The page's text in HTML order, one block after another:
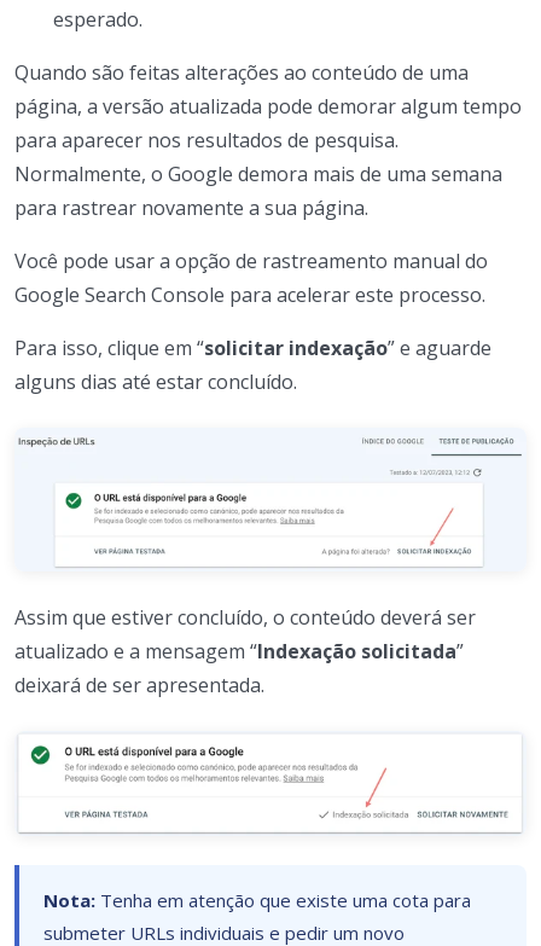
esperado.
Quando são feitas alterações ao conteúdo de uma
página, a versão atualizada pode demorar algum tempo
para aparecer nos resultados de pesquisa.
Normalmente, o Google demora mais de uma semana
para rastrear novamente a sua página.
Você pode usar a opção de rastreamento manual do
Google Search Console para acelerar este processo.
Para isso, clique em “solicitar indexação” e aguarde
alguns dias até estar concluído.
Assim que estiver concluído, o conteúdo deverá ser
atualizado e a mensagem “Indexação solicitada”
deixará de ser apresentada.
Nota: Tenha em atenção que existe uma cota para
submeter URLs individuais e pedir um novo